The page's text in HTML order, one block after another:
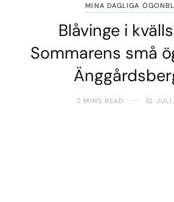
MINA DAGLIGA
Blåvinge i
Sommarens små
2 MINS READ 10